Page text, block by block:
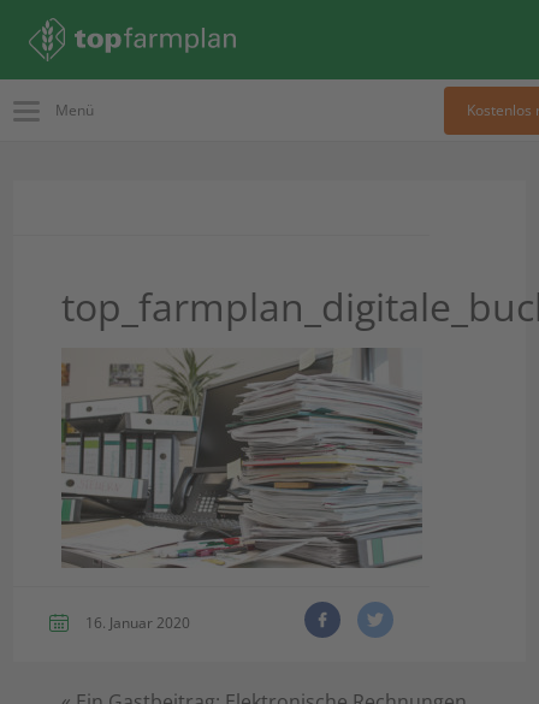
Menü
16. Januar 2020